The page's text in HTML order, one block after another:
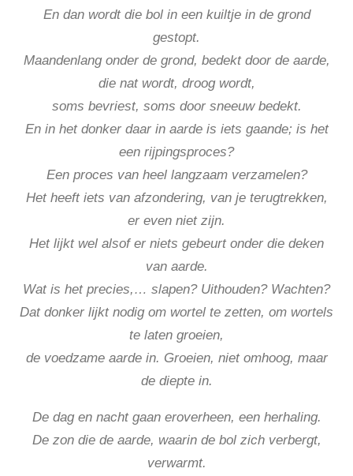
En dan wordt die bol in een kuiltje in de grond
gestopt.
Maandenlang onder de grond, bedekt door de aarde,
die nat wordt, droog wordt,
soms bevriest, soms door sneeuw bedekt.
En in het donker daar in aarde is iets gaande; is het
een rijpingsproces?
Een proces van heel langzaam verzamelen?
Het heeft iets van afzondering, van je terugtrekken,
er even niet zijn.
Het lijkt wel alsof er niets gebeurt onder die deken
van aarde.
Wat is het precies,… slapen? Uithouden? Wachten?
Dat donker lijkt nodig om wortel te zetten, om wortels
te laten groeien,
de voedzame aarde in. Groeien, niet omhoog, maar
de diepte in.
De dag en nacht gaan eroverheen, een herhaling.
De zon die de aarde, waarin de bol zich verbergt,
verwarmt.